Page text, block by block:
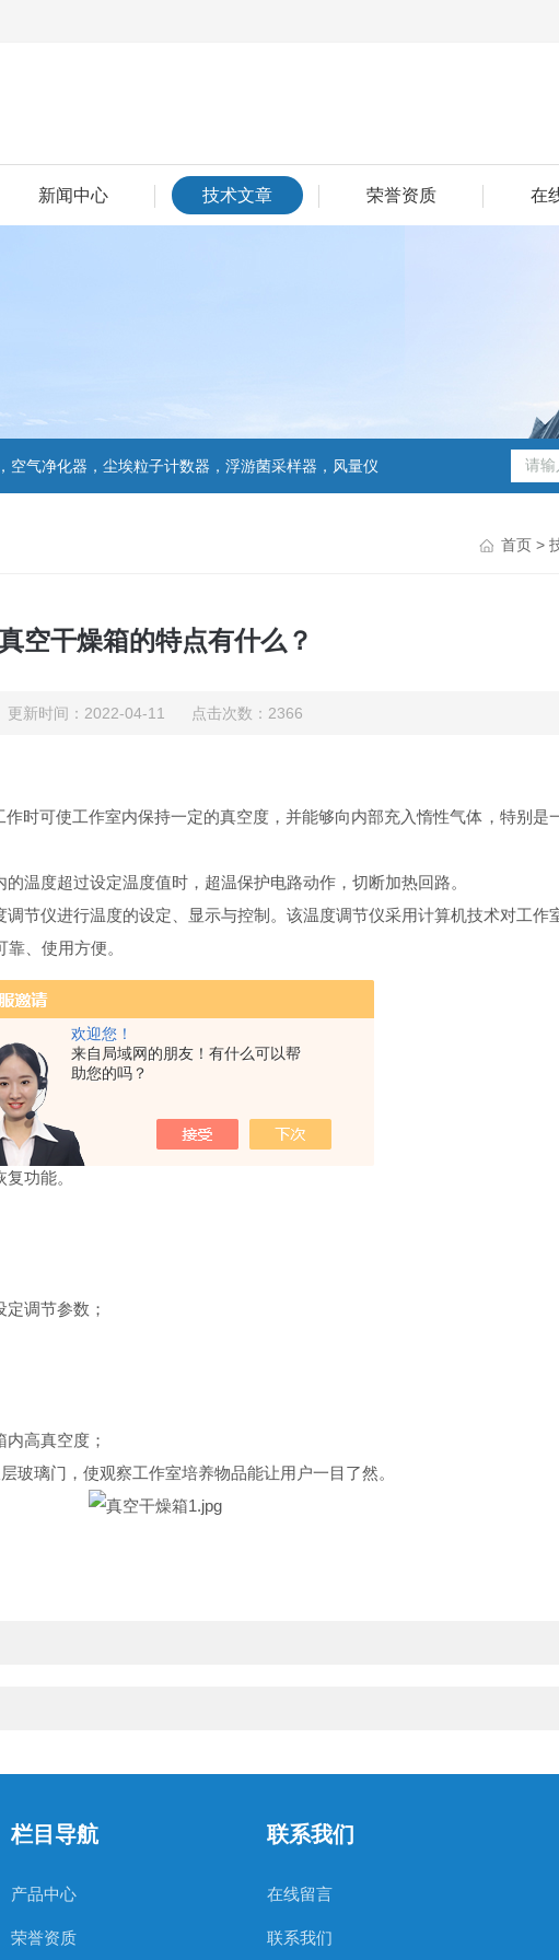
欢迎您！
来自局域网的朋友！有什么可以帮
助您的吗？
新闻中心 技术文章 荣誉资质 在
气净化器，尘埃粒子计数器，浮游菌采样器，风量仪
首页 >
空干燥箱的特点有什么？
更新时间：2022-04-11 点击次数：2366
时可使工作室内保持一定的真空度，并能够向内部充入惰性气体，特别是
温度超过设定温度值时，超温保护电路动作，切断加热回路。
节仪进行温度的设定、显示与控制。该温度调节仪采用计算机技术对工作
、使用方便。
用于热敏性物质；
可以有效缩短干燥时间；
*干燥后不留任何残余物质；
移动；
功能。
调节参数；
高真空度；
玻璃门，使观察工作室培养物品能让用户一目了然。
栏目导航
产品中心
荣誉资质
联系我们
在线留言
联系我们